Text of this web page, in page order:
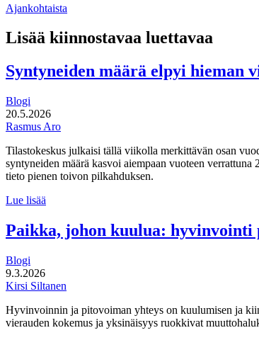
Ajankohtaista
Lisää kiinnostavaa luettavaa
Syntyneiden määrä elpyi hieman
Blogi
20.5.2026
Rasmus Aro
Tilastokeskus julkaisi tällä viikolla merkittävän osan
syntyneiden määrä kasvoi aiempaan vuoteen
tieto pienen toivon pilkahduksen.
Lue lisää
hieman
Paikka, johon kuulua: hyvinvointi
Blogi
9.3.2026
Kirsi Siltanen
Hyvinvoinnin ja pitovoiman yhteys on kuulumisen ja
vierauden kokemus ja yksinäisyys ruokkivat